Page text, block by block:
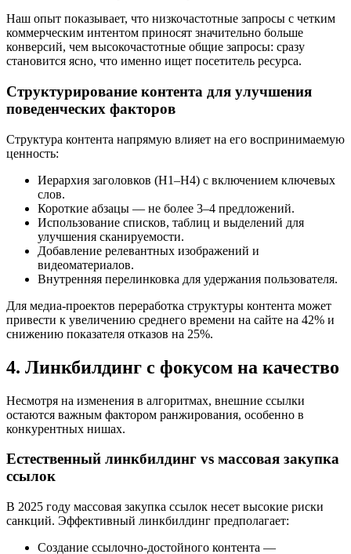
Наш опыт показывает, что низкочастотные запросы с четким
коммерческим интентом приносят значительно больше
конверсий, чем высокочастотные общие запросы: сразу
становится ясно, что именно ищет посетитель ресурса.
Структурирование контента для улучшения
поведенческих факторов
Структура контента напрямую влияет на его воспринимаемую
ценность:
Иерархия заголовков (H1–H4) с включением ключевых
слов.
Короткие абзацы — не более 3–4 предложений.
Использование списков, таблиц и выделений для
улучшения сканируемости.
Добавление релевантных изображений и
видеоматериалов.
Внутренняя перелинковка для удержания пользователя.
Для медиа-проектов переработка структуры контента может
привести к увеличению среднего времени на сайте на 42% и
снижению показателя отказов на 25%.
4. Линкбилдинг с фокусом на качество
Несмотря на изменения в алгоритмах, внешние ссылки
остаются важным фактором ранжирования, особенно в
конкурентных нишах.
Естественный линкбилдинг vs массовая закупка
ссылок
В 2025 году массовая закупка ссылок несет высокие риски
санкций. Эффективный линкбилдинг предполагает:
Создание ссылочно-достойного контента —